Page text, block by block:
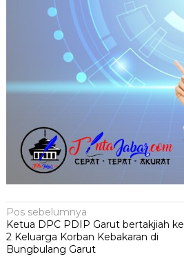
Navigasi
pos
Pos sebelumnya
Ketua DPC PDIP Garut bertakjiah ke
2 Keluarga Korban Kebakaran di
Bungbulang Garut